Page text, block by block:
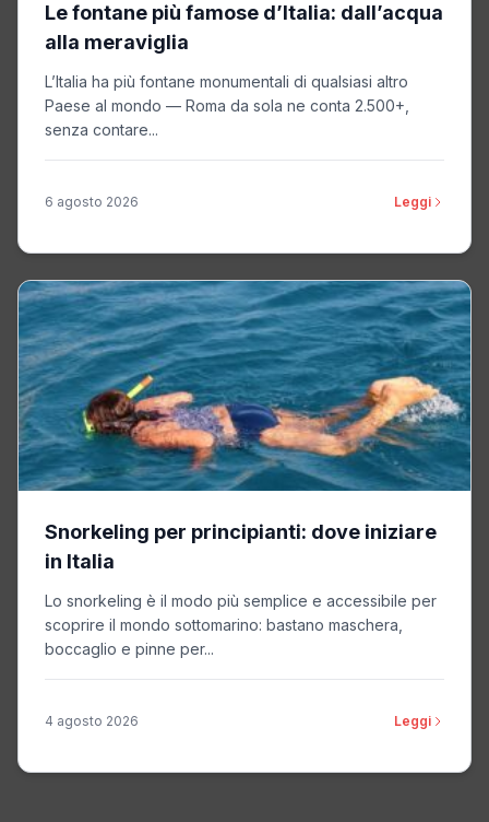
Le fontane più famose d’Italia: dall’acqua
alla meraviglia
L’Italia ha più fontane monumentali di qualsiasi altro
Paese al mondo — Roma da sola ne conta 2.500+,
senza contare...
6 agosto 2026 Leggi
Snorkeling per principianti: dove iniziare
in Italia
Lo snorkeling è il modo più semplice e accessibile per
scoprire il mondo sottomarino: bastano maschera,
boccaglio e pinne per...
4 agosto 2026 Leggi